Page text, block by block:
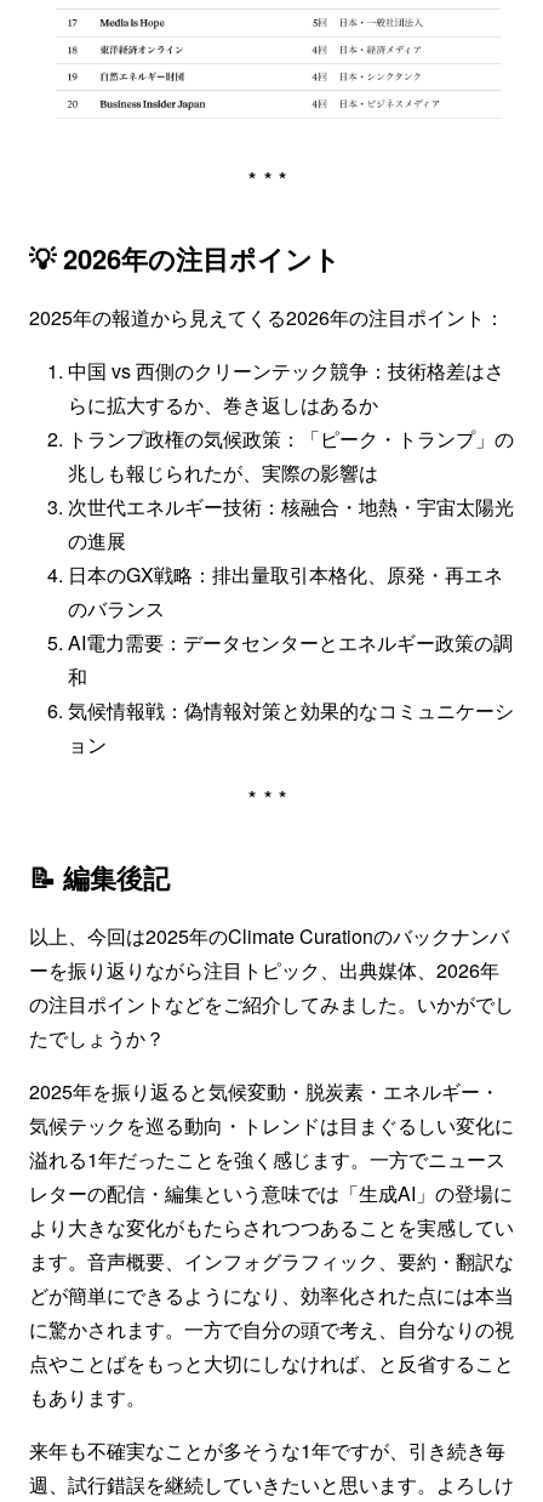
***
💡 2026年の注目ポイント
2025年の報道から見えてくる2026年の注目ポイント：
中国 vs 西側のクリーンテック競争：技術格差はさ
らに拡大するか、巻き返しはあるか
トランプ政権の気候政策：「ピーク・トランプ」の
兆しも報じられたが、実際の影響は
次世代エネルギー技術：核融合・地熱・宇宙太陽光
の進展
日本のGX戦略：排出量取引本格化、原発・再エネ
のバランス
AI電力需要：データセンターとエネルギー政策の調
和
気候情報戦：偽情報対策と効果的なコミュニケーシ
ョン
***
📝 編集後記
以上、今回は2025年のClimate Curationのバックナンバ
ーを振り返りながら注目トピック、出典媒体、2026年
の注目ポイントなどをご紹介してみました。いかがでし
たでしょうか？
2025年を振り返ると気候変動・脱炭素・エネルギー・
気候テックを巡る動向・トレンドは目まぐるしい変化に
溢れる1年だったことを強く感じます。一方でニュース
レターの配信・編集という意味では「生成AI」の登場に
より大きな変化がもたらされつつあることを実感してい
ます。音声概要、インフォグラフィック、要約・翻訳な
どが簡単にできるようになり、効率化された点には本当
に驚かされます。一方で自分の頭で考え、自分なりの視
点やことばをもっと大切にしなければ、と反省すること
もあります。
来年も不確実なことが多そうな1年ですが、引き続き毎
週、試行錯誤を継続していきたいと思います。よろしけ